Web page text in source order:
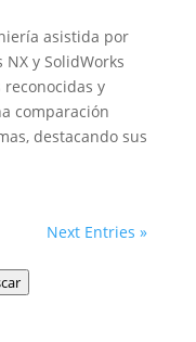
asistida por
NX y SolidWorks
y
comparación
destacando sus
Next Entries »